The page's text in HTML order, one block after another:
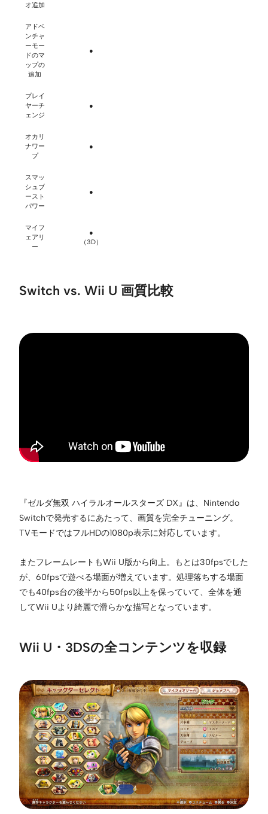
オ追加
アドベ
ンチャ
ーモー
ドのマ
ップの
追加
●
プレイ
ヤーチ
ェンジ
●
オカリ
ナワー
プ
●
スマッ
シュブ
ースト
パワー
●
マイフ
ェアリ
ー
●
（3D）
Switch vs. Wii U 画質比較
『ゼルダ無双 ハイラルオールスターズ DX』は、Nintendo
Switchで発売するにあたって、画質を完全チューニング。
TVモードではフルHDの1080p表示に対応しています。
またフレームレートもWii U版から向上。もとは30fpsでした
が、60fpsで遊べる場面が増えています。処理落ちする場面
でも40fps台の後半から50fps以上を保っていて、全体を通
してWii Uより綺麗で滑らかな描写となっています。
Wii U・3DSの全コンテンツを収録